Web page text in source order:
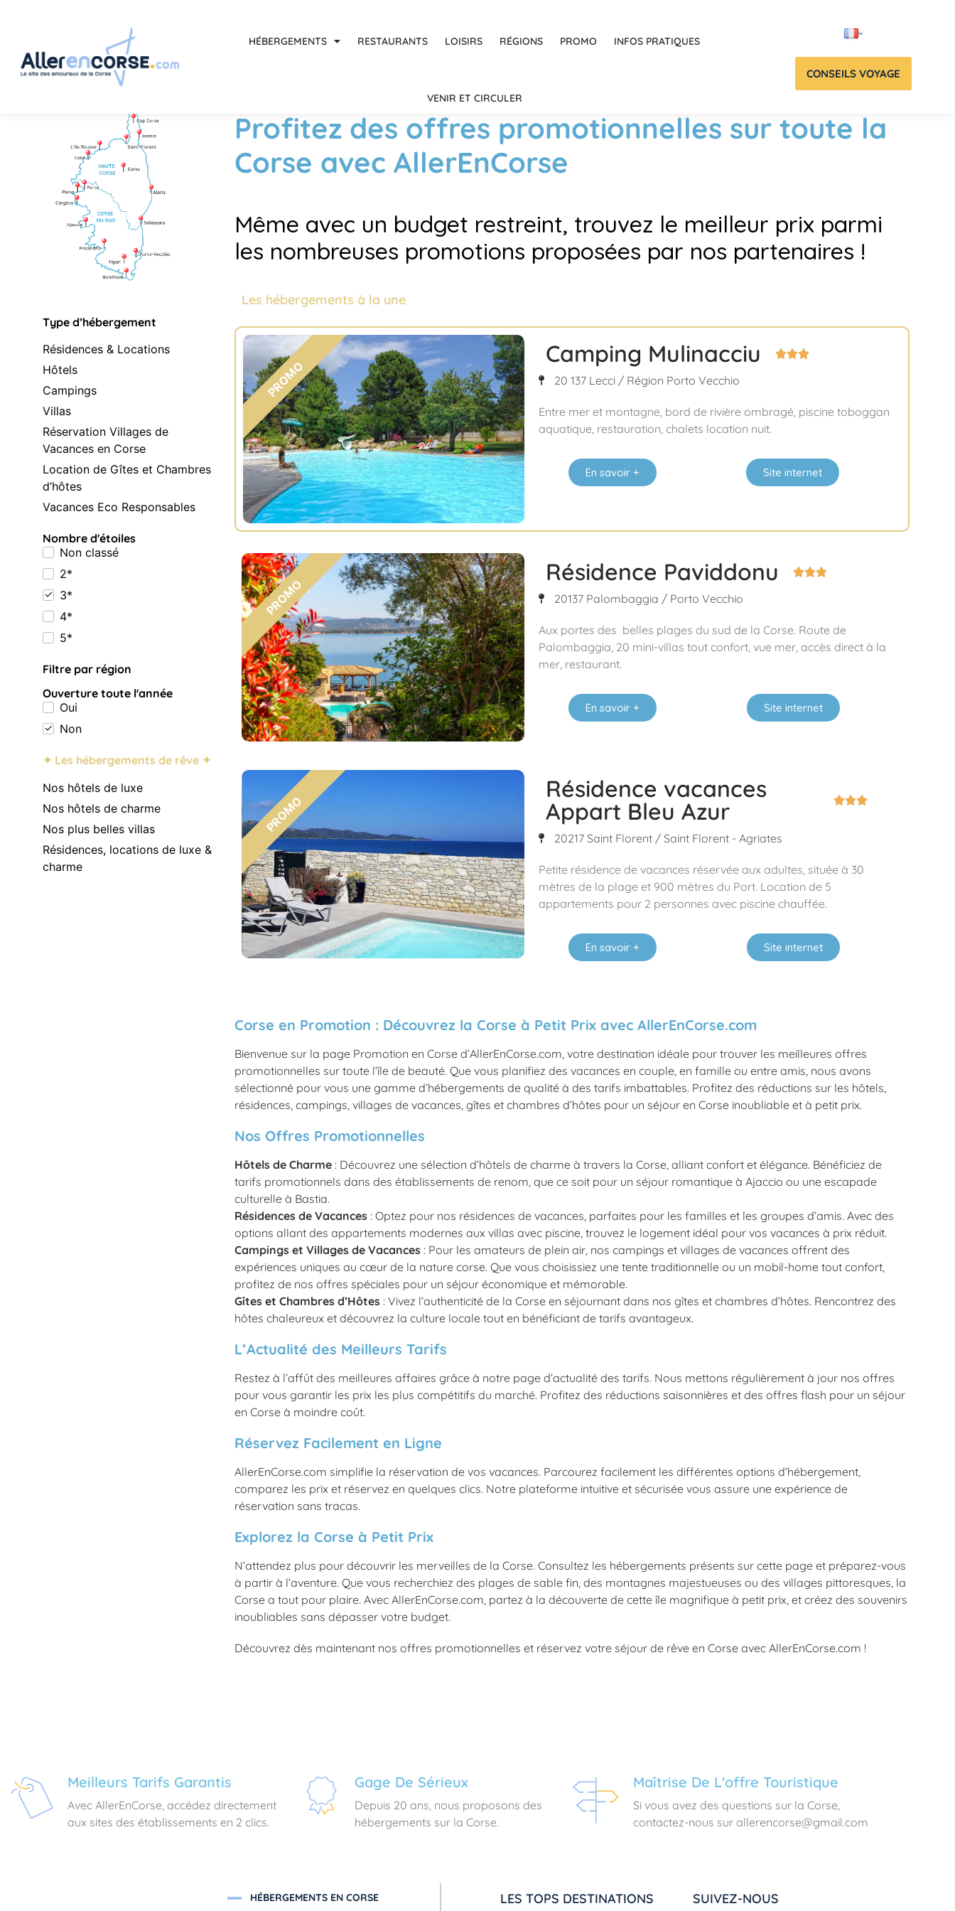
HÉBERGEMENTS RESTAURANTS LOISIRS RÉGIONS PROMO INFOS PRATIQUES
VENIR ET CIRCULER
CONSEILS VOYAGE
Type d’hébergement
Résidences & Locations
Hôtels
Campings
Villas
Réservation Villages de
Vacances en Corse
Location de Gîtes et Chambres
d’hôtes
Vacances Eco Responsables
Nombre d'étoiles
Non classé
2*
3*
4*
5*
Filtre par région
Ouverture toute l'année
Oui
Non
✦ Les hébergements de rêve ✦
Nos hôtels de luxe
Nos hôtels de charme
Nos plus belles villas
Résidences, locations de luxe &
charme
Profitez des offres promotionnelles sur toute la
Corse avec AllerEnCorse
Même avec un budget restreint, trouvez le meilleur prix parmi
les nombreuses promotions proposées par nos partenaires !
Les hébergements à la une
Camping Mulinacciu 
20 137 Lecci / Région Porto Vecchio
Entre mer et montagne, bord de rivière ombragé, piscine toboggan
aquatique, restauration, chalets location nuit.
En savoir + Site internet
Résidence Paviddonu 
20137 Palombaggia / Porto Vecchio
Aux portes des belles plages du sud de la Corse. Route de
Palombaggia, 20 mini-villas tout confort, vue mer, accès direct à la
mer, restaurant.
En savoir + Site internet
Résidence vacances
Appart Bleu Azur

20217 Saint Florent / Saint Florent - Agriates
Petite résidence de vacances réservée aux adultes, située à 30
mètres de la plage et 900 mètres du Port. Location de 5
appartements pour 2 personnes avec piscine chauffée.
En savoir + Site internet
Corse en Promotion : Découvrez la Corse à Petit Prix avec AllerEnCorse.com
Bienvenue sur la page Promotion en Corse d’AllerEnCorse.com, votre destination idéale pour trouver les meilleures offres
promotionnelles sur toute l’île de beauté. Que vous planifiez des vacances en couple, en famille ou entre amis, nous avons
sélectionné pour vous une gamme d’hébergements de qualité à des tarifs imbattables. Profitez des réductions sur les hôtels,
résidences, campings, villages de vacances, gîtes et chambres d’hôtes pour un séjour en Corse inoubliable et à petit prix.
Nos Offres Promotionnelles
Hôtels de Charme: Découvrez une sélection d’hôtels de charme à travers la Corse, alliant confort et élégance. Bénéficiez de
tarifs promotionnels dans des établissements de renom, que ce soit pour un séjour romantique à Ajaccio ou une escapade
culturelle à Bastia.
Résidences de Vacances: Optez pour nos résidences de vacances, parfaites pour les familles et les groupes d’amis. Avec des
options allant des appartements modernes aux villas avec piscine, trouvez le logement idéal pour vos vacances à prix réduit.
Campings et Villages de Vacances: Pour les amateurs de plein air, nos campings et villages de vacances offrent des
expériences uniques au cœur de la nature corse. Que vous choisissiez une tente traditionnelle ou un mobil-home tout confort,
profitez de nos offres spéciales pour un séjour économique et mémorable.
Gîtes et Chambres d’Hôtes: Vivez l’authenticité de la Corse en séjournant dans nos gîtes et chambres d’hôtes. Rencontrez des
hôtes chaleureux et découvrez la culture locale tout en bénéficiant de tarifs avantageux.
L’Actualité des Meilleurs Tarifs
Restez à l’affût des meilleures affaires grâce à notre page d’actualité des tarifs. Nous mettons régulièrement à jour nos offres
pour vous garantir les prix les plus compétitifs du marché. Profitez des réductions saisonnières et des offres flash pour un séjour
en Corse à moindre coût.
Réservez Facilement en Ligne
AllerEnCorse.com simplifie la réservation de vos vacances. Parcourez facilement les différentes options d’hébergement,
comparez les prix et réservez en quelques clics. Notre plateforme intuitive et sécurisée vous assure une expérience de
réservation sans tracas.
Explorez la Corse à Petit Prix
N’attendez plus pour découvrir les merveilles de la Corse. Consultez les hébergements présents sur cette page et préparez-vous
à partir à l’aventure. Que vous recherchiez des plages de sable fin, des montagnes majestueuses ou des villages pittoresques, la
Corse a tout pour plaire. Avec AllerEnCorse.com, partez à la découverte de cette île magnifique à petit prix, et créez des souvenirs
inoubliables sans dépasser votre budget.
Découvrez dès maintenant nos offres promotionnelles et réservez votre séjour de rêve en Corse avec AllerEnCorse.com !
Meilleurs Tarifs Garantis
Avec AllerEnCorse, accédez directement
aux sites des établissements en 2 clics.
Gage De Sérieux
Depuis 20 ans, nous proposons des
hébergements sur la Corse.
Maîtrise De L'offre Touristique
Si vous avez des questions sur la Corse,
contactez-nous sur allerencorse@gmail.com
HÉBERGEMENTS EN CORSE LES TOPS DESTINATIONS SUIVEZ-NOUS